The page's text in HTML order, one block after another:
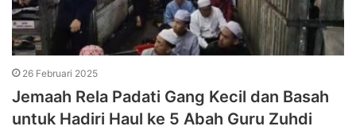
26 Februari 2025
Jemaah Rela Padati Gang Kecil dan Basah
untuk Hadiri Haul ke 5 Abah Guru Zuhdi